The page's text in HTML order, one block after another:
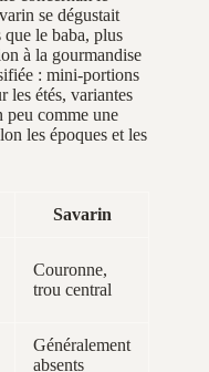
se dégustait
le baba, plus
à la gourmandise
: mini-portions
les étés, variantes
peu comme une
les époques et les
Savarin
Couronne,
trou central
Généralement
absents